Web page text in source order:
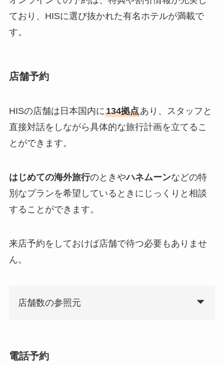
ており、HISに選び抜かれた有名ホテルが満載で
す。
店舗予約
HISの店舗は日本国内に134拠点あり、スタッフと
直接対話をしながら具体的な旅行計画を立てるこ
とができます。
はじめての海外旅行のときやハネムーンなどの特
別なプランを希望しているときにじっくりと相談
することができます。
来店予約をしておけば店舗で待つ必要もありませ
ん。
店舗数の参照元
電話予約